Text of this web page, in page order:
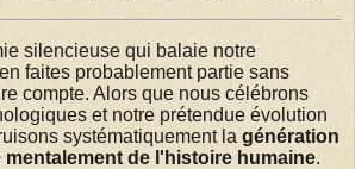
silencieuse qui balaie notre
faites probablement partie sans
compte. Alors que nous célébrons
et notre prétendue évolution
systématiquement la génération
mentalement de l'histoire humaine.